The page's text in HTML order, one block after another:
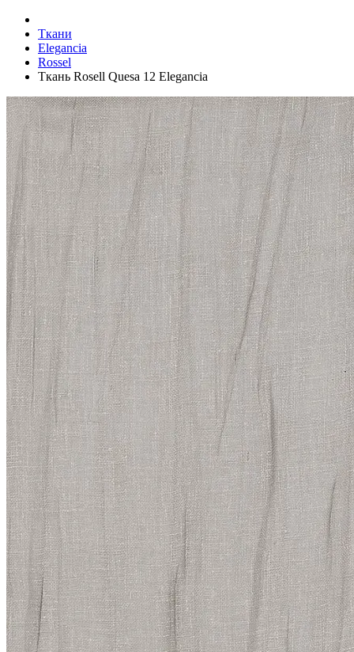
Ткани
Elegancia
Rossel
Ткань Rosell Quesa 12 Elegancia